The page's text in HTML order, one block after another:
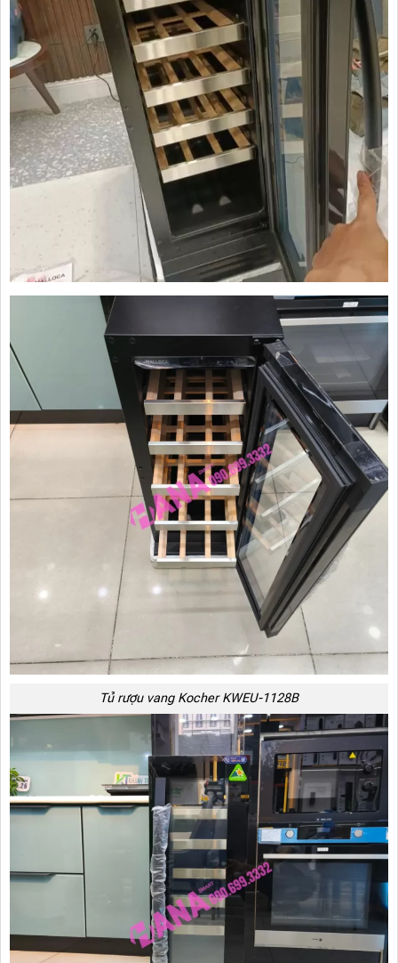
Tủ rượu vang Kocher KWEU-1128B